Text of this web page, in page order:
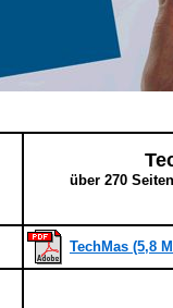
über 270
TechMas (5,8